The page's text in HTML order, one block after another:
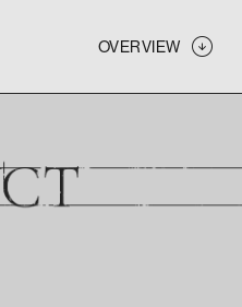
OVERVIEW